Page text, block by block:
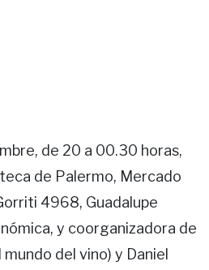
de 20 a 00.30 horas,
de Palermo, Mercado
4968, Guadalupe
y coorganizadora de
del vino) y Daniel